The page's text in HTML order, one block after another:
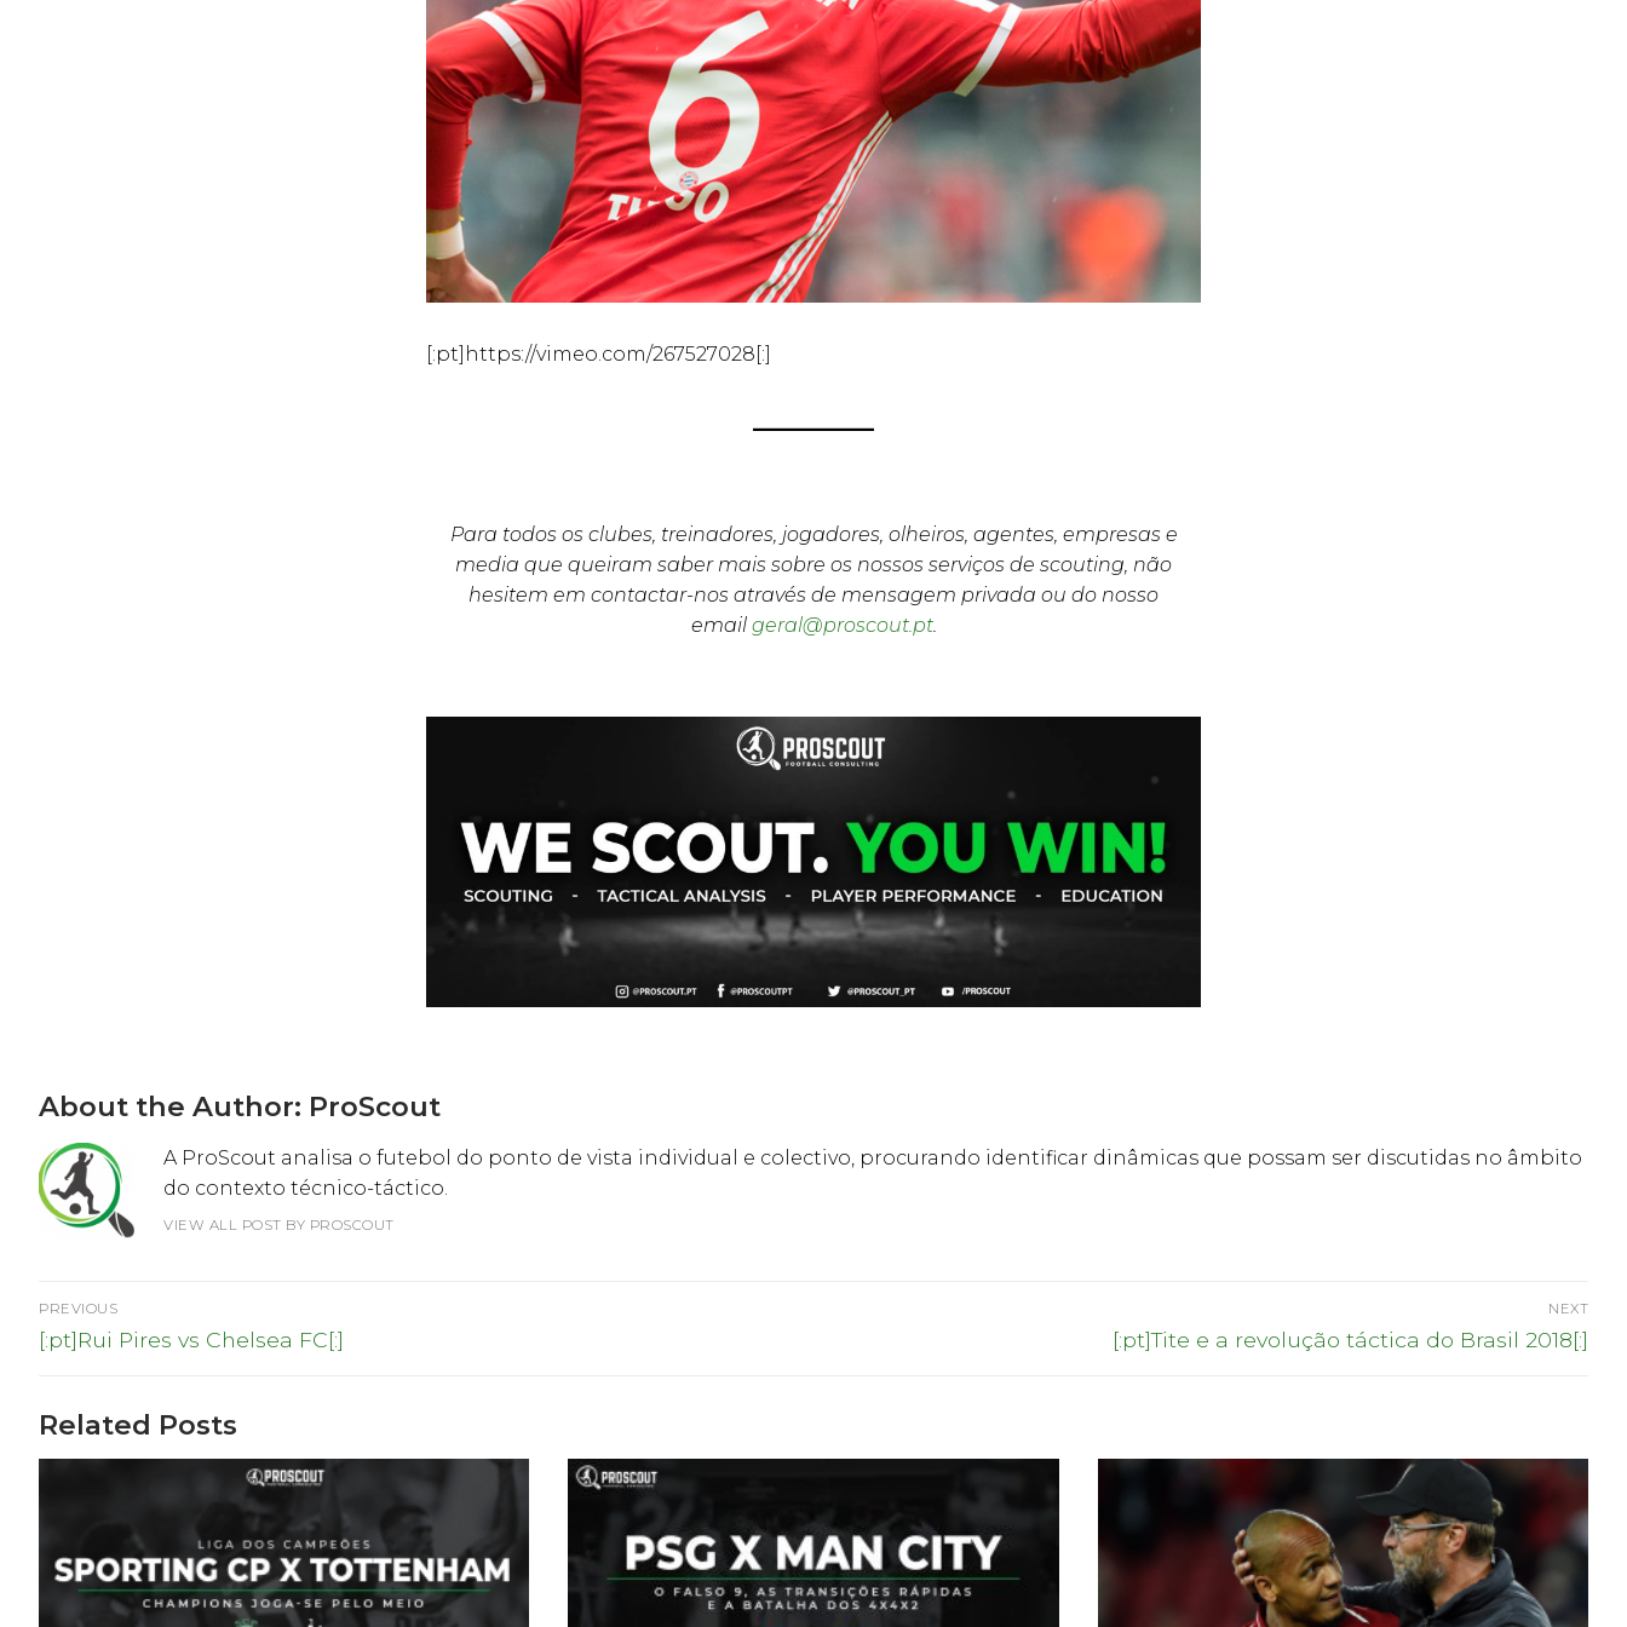
[:pt]https://vimeo.com/267527028[:]
Para todos os clubes, treinadores, jogadores, olheiros, agentes, empresas e
media que queiram saber mais sobre os nossos serviços de scouting, não
hesitem em contactar-nos através de mensagem privada ou do nosso
email geral@proscout.pt.
About the Author: ProScout
A ProScout analisa o futebol do ponto de vista individual e colectivo, procurando identificar dinâmicas que possam ser discutidas no âmbito
do contexto técnico-táctico.
VIEW ALL POST BY PROSCOUT
Navegação
de
PREVIOUS
Previous
[:pt]Rui Pires vs Chelsea FC[:]
NEXT
Next
[:pt]Tite e a revolução táctica do Brasil 2018[:]
Related Posts